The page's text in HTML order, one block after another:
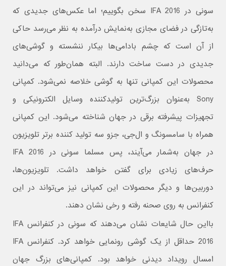
سونی در IFA 2016 سخن بگوییم؛ اما عکس‌های جدیدی که
به‌تازگی در فضای مجازی به‌نمایش درآمده به نظر می‌رسد حاکی
از آن است که چشم بادامی‌ها بیکار ننشسته و گوشی‌های
جدیدی در دست ساخت دارند. البته همان‌طور که می‌دانید
محصولات این کمپانی تنها به گوشی خلاصه نمی‌شود. کمپانی
Sony به‌عنوان بزرگ‌ترین تولیدکننده وسایل الکترونیکی و
تجهیزات پیشرفته برقی در جهان شناخته می‌شود. این کمپانی
همراه با سامسونگ و ال‌جی، جزو سه تولید کننده برتر تلویزیون
در جهان به‌شمار می‌آیند، پس مسلما سونی در IFA 2016
حرف‌های زیادی برای گفتن خواهد داشت. تلویزیون‌ها،
دوربین‌ها و دیگر محصولات این کمپانی نیز می‌تواند در این
کنفرانس به روی صحنه رفته و رخی نشان دهند.
بااین حال شایعات نشان می‌دهند که سونی در کنفرانس IFA
2016 حداقل از یک گوشی رونمایی خواهد کرد. کنفرانس IFA
امسال رویداد دیدنی خواهد بود. کمپانی‌های بزرگ جهان